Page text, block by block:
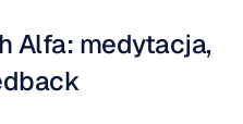
Alfa: medytacja,